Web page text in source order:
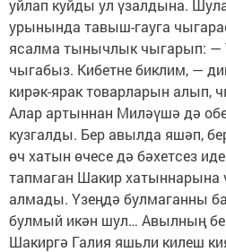
уйлап куйды ул үзалдына.
урынында тавыш-гауга
ясалма тынычлык чыгарып: —
чыгабыз. Кибетне биклим, —
кирәк-ярак товарларын алып,
Алар артыннан Миләүшә дә
кузгалды. Бер авылда яшәп,
өч хатын өчесе дә бәхетсез
тапмаган Шакир хатыннарына
алмады. Үзеңдә булмаганны
булмый икән шул… Авылның
Шакиргә Галия яшьли килеш